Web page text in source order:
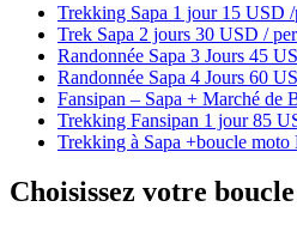
Trekking Sapa 1 jour 15 USD /
Trek Sapa 2 jours 30 USD /
Randonnée Sapa 3 Jours 45
Randonnée Sapa 4 Jours 60
Fansipan – Sapa + Marché de
Trekking Fansipan 1 jour 85
Trekking à Sapa +boucle
Choisissez votre